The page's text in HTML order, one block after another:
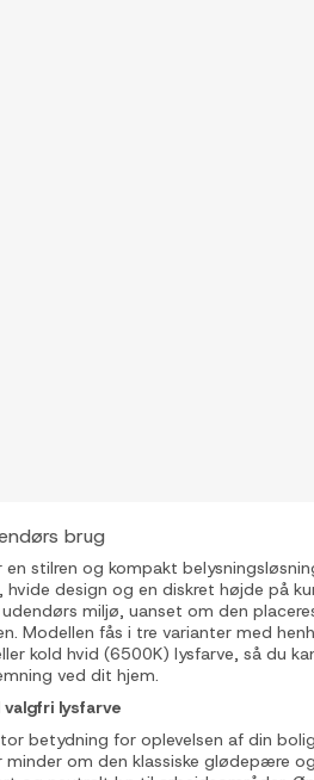
brug
en stilren og kompakt
design og en diskret højde på
miljø, uanset om den
Modellen fås i tre varianter med
kold hvid (6500K) lysfarve, så du
ved dit hjem.
lysfarve
betydning for oplevelsen af din
om den klassiske glødepære